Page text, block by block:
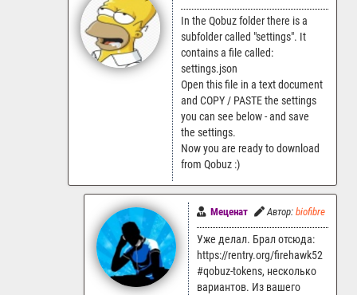
In the Qobuz folder there is a
subfolder called "settings". It
contains a file called:
settings.json
Open this file in a text document
and COPY / PASTE the settings
you can see below - and save
the settings.
Now you are ready to download
from Qobuz :)
Меценат Автор: biofibre
Уже делал. Брал отсюда:
https://rentry.org/firehawk52
#qobuz-tokens, несколько
вариантов. Из вашего